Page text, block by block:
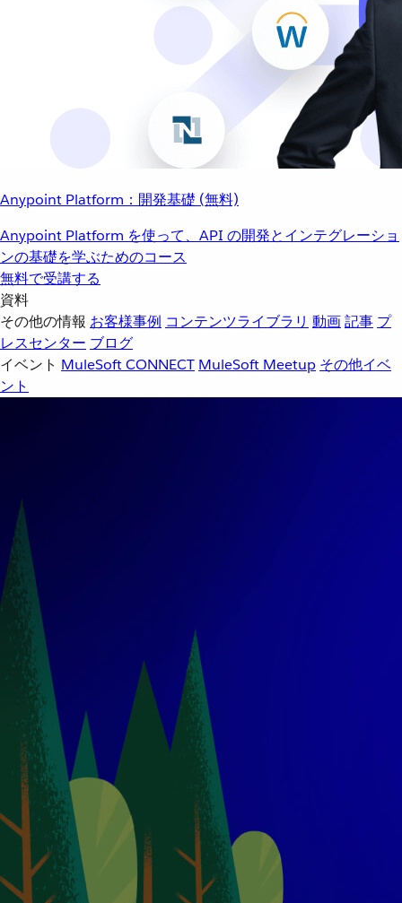
Anypoint Platform：開発基礎 (無料)
Anypoint Platform を使って、API の開発とインテグレーショ
ンの基礎を学ぶためのコース
無料で受講する
資料
その他の情報 お客様事例 コンテンツライブラリ 動画記事 プ
レスセンター ブログ
イベント MuleSoft CONNECT MuleSoft Meetup その他イベ
ント